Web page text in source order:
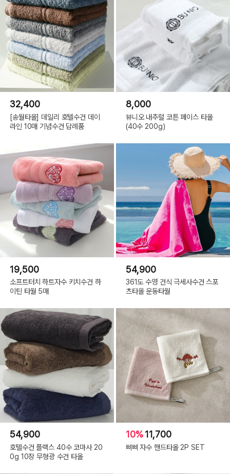
32,400
[송월타올] 데일리 호텔수건 데이
라인 10매 기념수건 답례품
8,000
뷰니오 내추럴 코튼 페이스 타올
(40수 200g)
19,500
소프트터치 하트자수 키치수건 하
이틴 타월 5매
54,900
361도 수영 건식 극세사수건 스포
츠타올 운동타월
54,900
호텔수건 플랙스 40수 코마사 20
0g 10장 무형광 수건 타올
10%11,700
삐삐 자수 핸드타올 2P SET